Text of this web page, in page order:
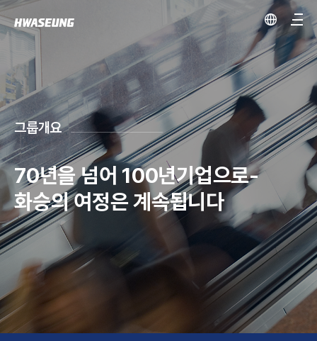
그룹개요
70년을 넘어 100년기업으로-
화승의 여정은 계속됩니다